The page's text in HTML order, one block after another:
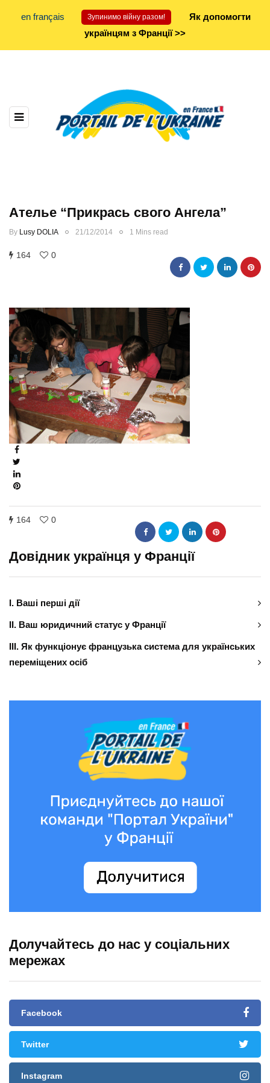
en français Зупинимо війну разом!
Як допомогти
українцям з Франції >>
Ателье “Прикрась свого Ангела”
By Lusy DOLIA 21/12/2014 1 Mins read
164 0
164 0
Довідник українця у Франції
І. Ваші перші дії
ІІ. Ваш юридичний статус у Франції
ІІІ. Як функціонує французька система для українських
переміщених осіб
Долучайтесь до нас у соціальних
мережах
Facebook
Twitter
Instagram